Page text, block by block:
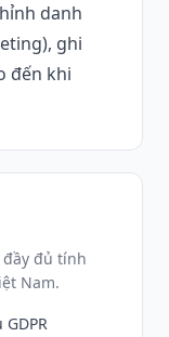
danh
ghi
đến khi
đầy đủ tính
Nam.